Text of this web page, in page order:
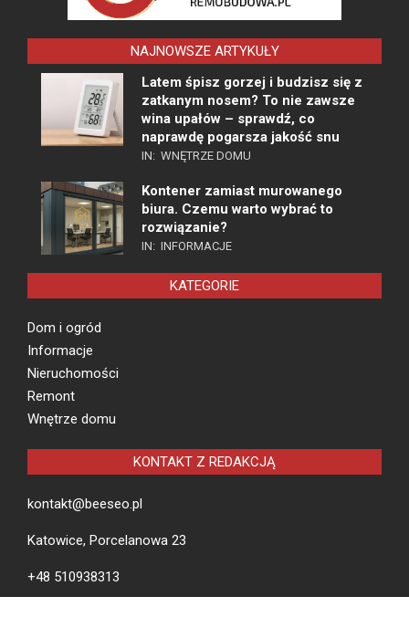
NAJNOWSZE ARTYKUŁY
Latem śpisz gorzej i budzisz się z
zatkanym nosem? To nie zawsze
wina upałów – sprawdź, co
naprawdę pogarsza jakość snu
IN: WNĘTRZE DOMU
Kontener zamiast murowanego
biura. Czemu warto wybrać to
rozwiązanie?
IN: INFORMACJE
KATEGORIE
Dom i ogród
Informacje
Nieruchomości
Remont
Wnętrze domu
KONTAKT Z REDAKCJĄ
kontakt@beeseo.pl
Katowice, Porcelanowa 23
+48 510938313